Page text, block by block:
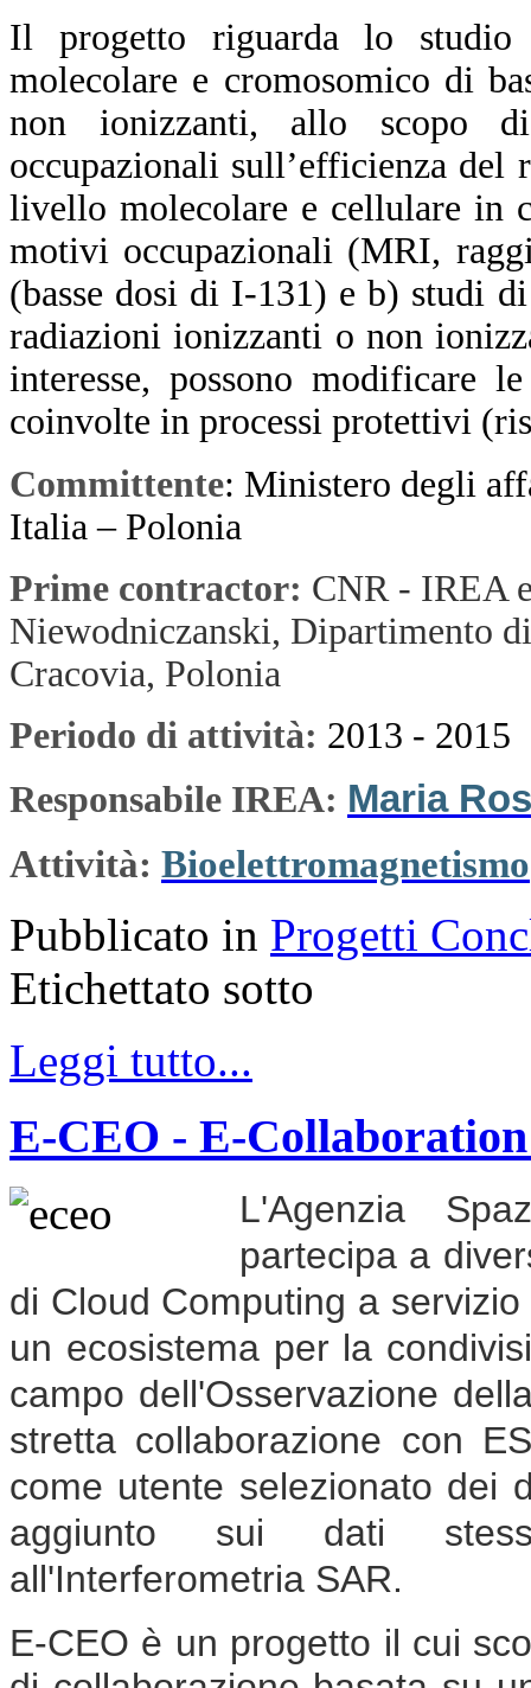
Il progetto riguarda lo
molecolare e cromosomico di
non ionizzanti, allo scopo
occupazionali sull’efficienza
livello molecolare e cellulare in
motivi occupazionali (MRI,
(basse dosi di I-131) e b) studi
radiazioni ionizzanti o non
interesse, possono modificare
coinvolte in processi protettivi
Committente: Ministero degli
Italia – Polonia
Prime contractor: CNR - IREA
Niewodniczanski, Dipartimento
Cracovia, Polonia
Periodo di attività: 2013 - 2015
Responsabile IREA: Maria
Attività: Bioelettromagnetismo
Pubblicato in Progetti
Etichettato sotto
Leggi tutto...
E-CEO - E-
L'Agenzia
partecipa a
di Cloud Computing a
un ecosistema per la
campo dell'Osservazione
stretta collaborazione con
come utente selezionato dei
aggiunto sui dati
all'Interferometria SAR.
E-CEO è un progetto il cui